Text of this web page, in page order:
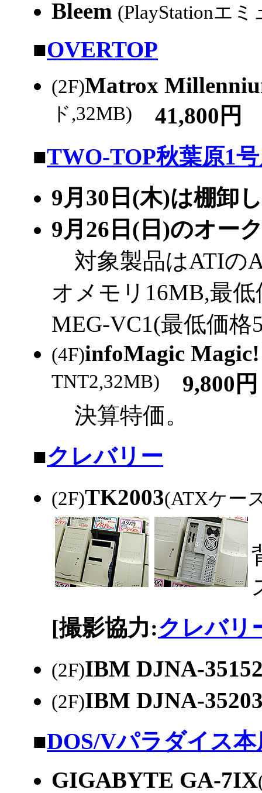
Bleem (PlayStationエ
■OVERTOP
(2F)Matrox
ド,32MB) 41,800円
■TWO-TOP秋葉原1
9月30日(木)は棚
9月26日(日)のオー
対象製品はATIの
オメモリ16MB,最
MEG-VC1(最低価格
(4F)infoMagic
TNT2,32MB) 9,800円
決算特価。
■クレバリー
(2F)TK2003(ATXケー
[撮影協力:クレバリ
(2F)IBM DJNA-
(2F)IBM DJNA-
■DOS/Vパラダイス本
GIGABYTE GA-7IX